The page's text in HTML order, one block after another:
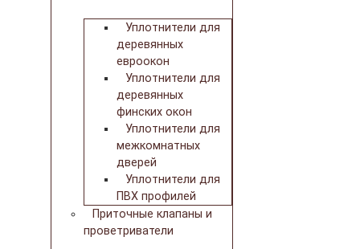
Уплотнители для
деревянных
евроокон
Уплотнители для
деревянных
финских окон
Уплотнители для
межкомнатных
дверей
Уплотнители для
ПВХ профилей
Приточные клапаны и
проветриватели